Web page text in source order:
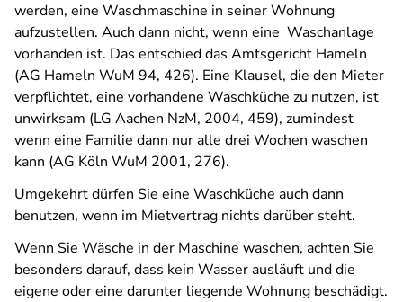
werden, eine Waschmaschine in seiner Wohnung
aufzustellen. Auch dann nicht, wenn eine Waschanlage
vorhanden ist. Das entschied das Amtsgericht Hameln
(AG Hameln WuM 94, 426). Eine Klausel, die den Mieter
verpflichtet, eine vorhandene Waschküche zu nutzen, ist
unwirksam (LG Aachen NzM, 2004, 459), zumindest
wenn eine Familie dann nur alle drei Wochen waschen
kann (AG Köln WuM 2001, 276).
Umgekehrt dürfen Sie eine Waschküche auch dann
benutzen, wenn im Mietvertrag nichts darüber steht.
Wenn Sie Wäsche in der Maschine waschen, achten Sie
besonders darauf, dass kein Wasser ausläuft und die
eigene oder eine darunter liegende Wohnung beschädigt.